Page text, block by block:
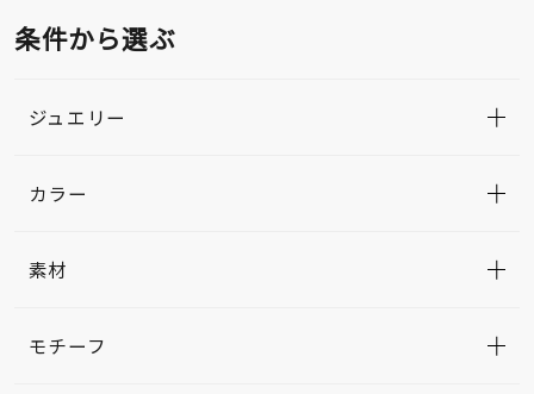
条件から選ぶ
ジュエリー
カラー
素材
モチーフ